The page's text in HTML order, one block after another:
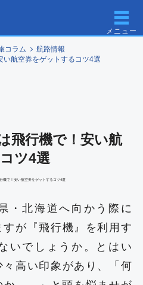
メニュー
コラム
航路情報
い航空券をゲットするコツ4選
飛行機で！安い航
ツ4選
・北海道へ向かう際に
が『飛行機』を利用す
いでしょうか。とはい
高い印象があり、「何